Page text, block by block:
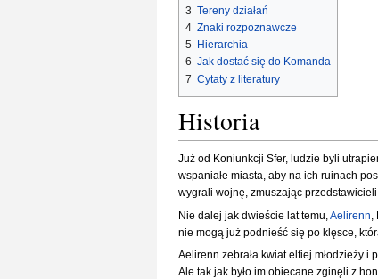
3 Tereny działań
4 Znaki rozpoznawcze
5
Hierarchia
6 Jak dostać się do Komanda
7 Cytaty z literatury
Historia
Już od Koniunkcji Sfer, ludzie byli
wspaniałe miasta, aby na ich ruinach
wygrali wojnę, zmuszając
Nie dalej jak dwieście lat temu, Aelirenn
nie mogą już podnieść się po klęsce,
Aelirenn zebrała kwiat elfiej młodzieży i
Ale tak jak było im obiecane zginęli z